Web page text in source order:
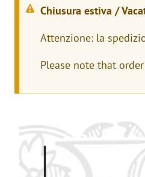
M
s
s
a
g
g
Chiusura estiva /
Attenzione: la
Please note that
Immagine